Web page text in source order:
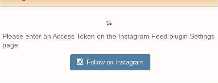
Please enter an Access Token on the Instagram Feed plugin Settings
page
Follow on Instagram